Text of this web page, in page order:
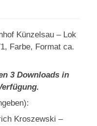
Künzelsau – Lok
Farbe, Format ca.
3 Downloads in
Kroszewski –